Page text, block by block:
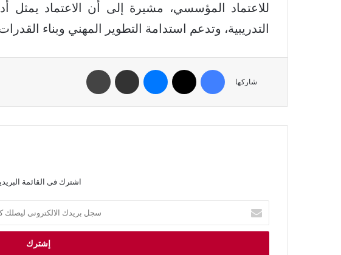
للاعتماد المؤسسي، مشيرة إلى أن الاعتماد يمثل
التدريبية، وتدعم استدامة التطوير المهني وبناء
شاركها
اشترك فى القائمة